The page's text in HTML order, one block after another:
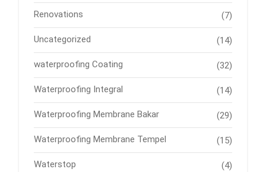
Renovations (7)
Uncategorized (14)
waterproofing Coating (32)
Waterproofing Integral (14)
Waterproofing Membrane Bakar (29)
Waterproofing Membrane Tempel (15)
Waterstop (4)